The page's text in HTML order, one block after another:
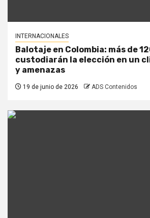
INTERNACIONALES
Balotaje en Colombia: más de
custodiarán la elección en un
y amenazas
19 de junio de 2026 ADS Contenidos